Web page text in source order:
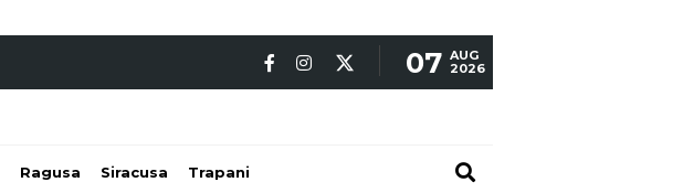
07 AUG
2026
Ragusa Siracusa Trapani